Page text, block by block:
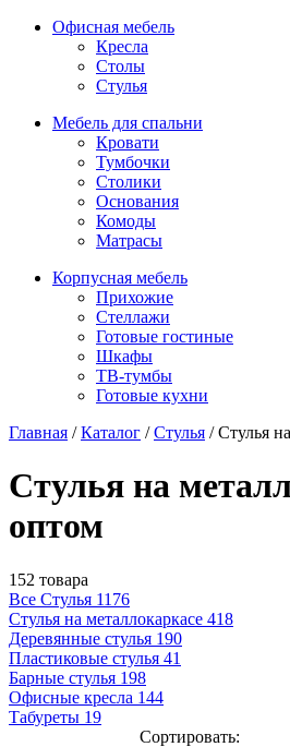
Офисная мебель
Кресла
Столы
Стулья
Мебель для спальни
Кровати
Тумбочки
Столики
Основания
Комоды
Матрасы
Корпусная мебель
Прихожие
Стеллажи
Готовые гостиные
Шкафы
ТВ-тумбы
Готовые кухни
Главная /Каталог /Стулья /Стулья
Стулья на
оптом
152 товара
Все Стулья 1176
Стулья на металлокаркасе 418
Деревянные стулья 190
Пластиковые стулья 41
Барные стулья 198
Офисные кресла 144
Табуреты 19
Сортировать: